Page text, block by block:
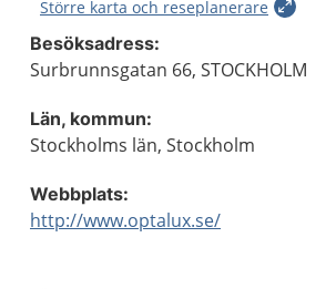
Större karta och reseplanerare
Besöksadress:
Surbrunnsgatan 66, STOCKHOLM
Län, kommun:
Stockholms län, Stockholm
Webbplats:
http://www.optalux.se/